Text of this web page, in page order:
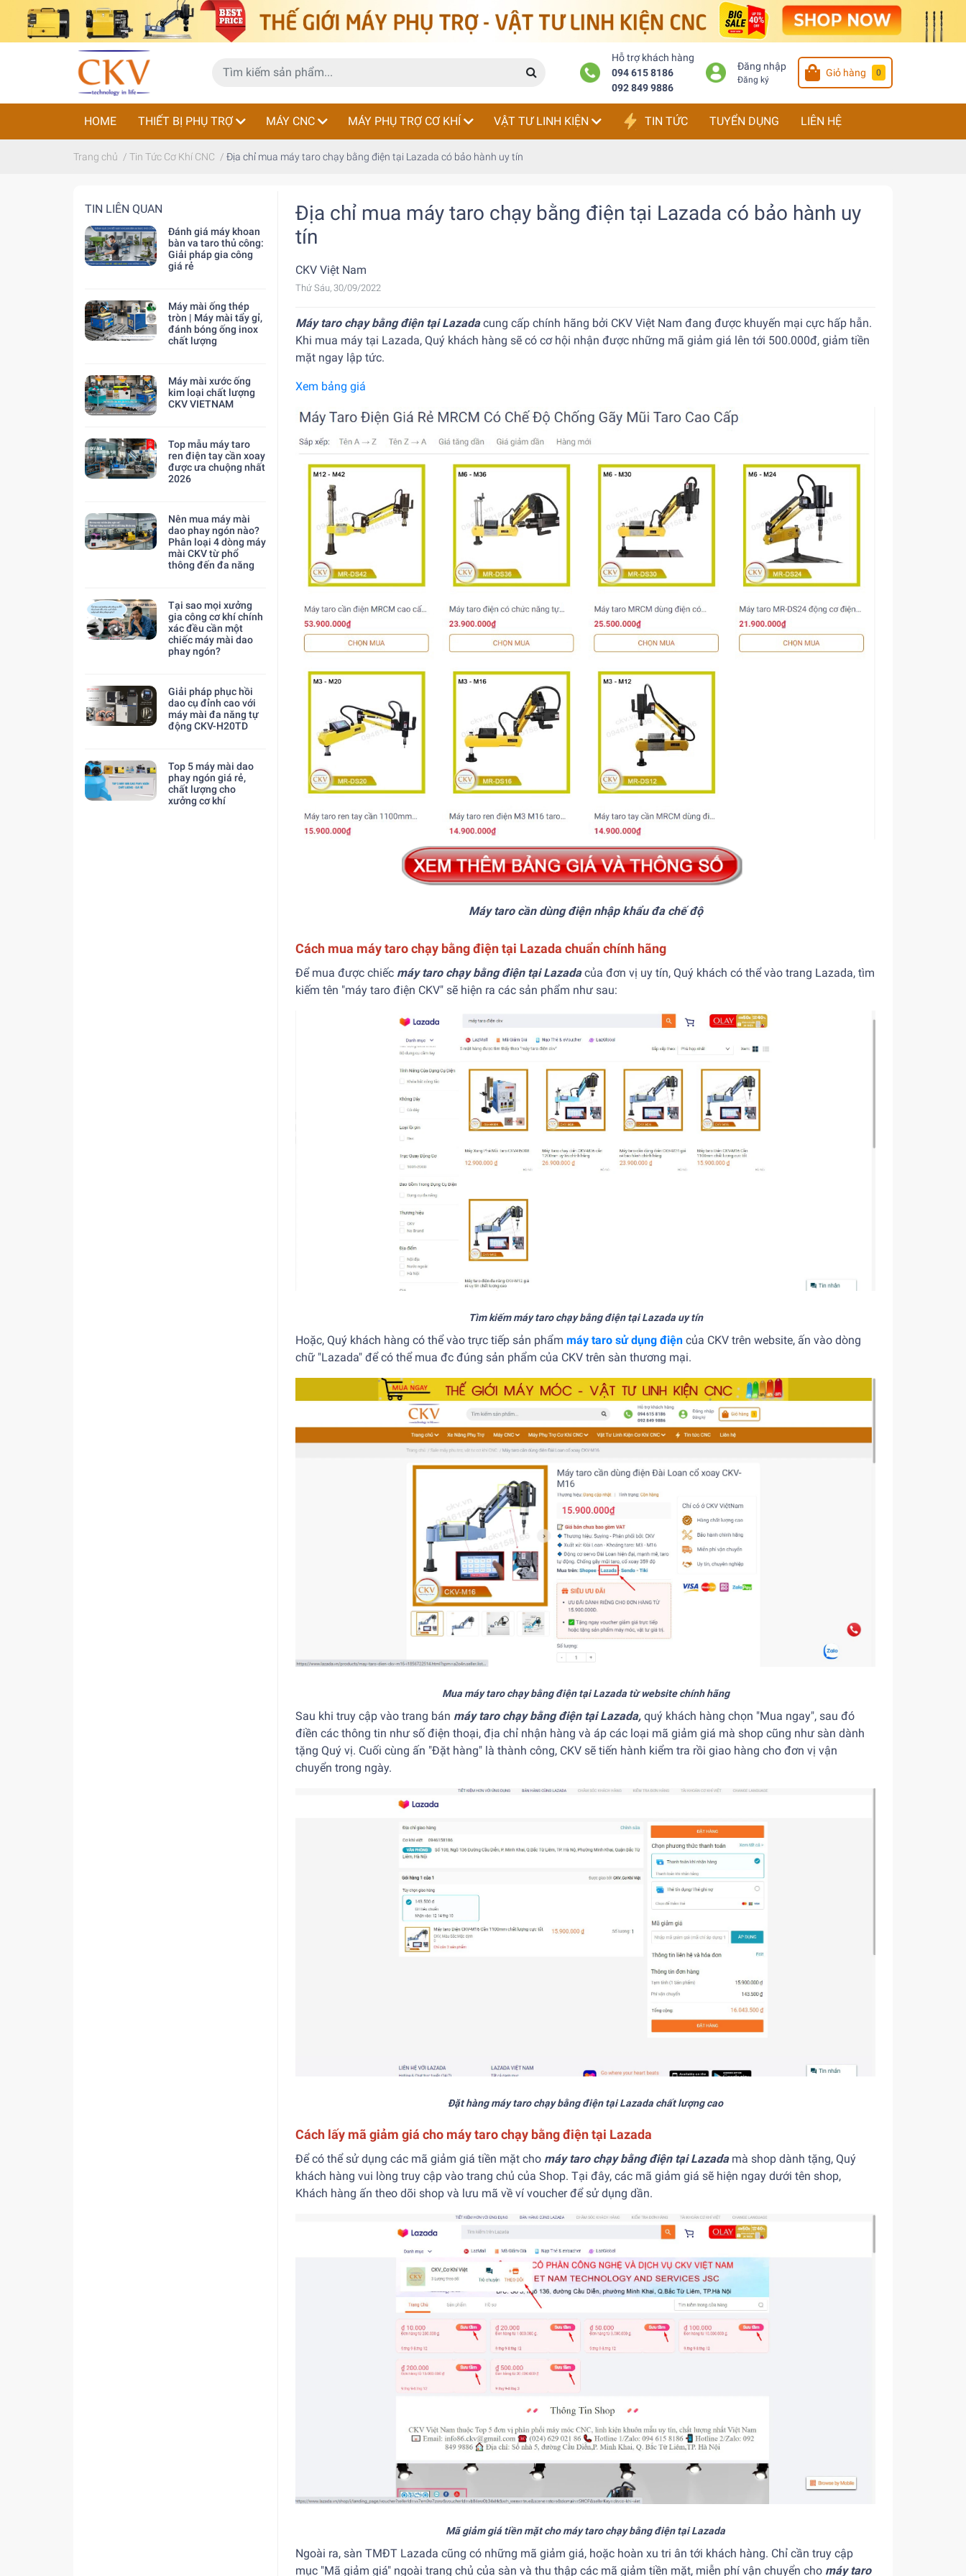
Hỗ trợ khách hàng
094 615 8186
092 849 9886
Đăng nhập
Đăng ký
Giỏ hàng 0
HOME THIẾT BỊ PHỤ TRỢ MÁY CNC MÁY PHỤ TRỢ CƠ KHÍ VẬT TƯ LINH KIỆN TIN TỨC TUYỂN DỤNG LIÊN HỆ
Trang chủ / Tin Tức Cơ Khí CNC / Địa chỉ mua máy taro chạy bằng điện tại Lazada có bảo hành uy tín
TIN LIÊN QUAN
Đánh giá máy khoan
bàn va taro thủ công:
Giải pháp gia công
giá rẻ
Máy mài ống thép
tròn | Máy mài tẩy gỉ,
đánh bóng ống inox
chất lượng
Máy mài xước ống
kim loại chất lượng
CKV VIETNAM
Top mẫu máy taro
ren điện tay cần xoay
được ưa chuộng nhất
2026
Nên mua máy mài
dao phay ngón nào?
Phân loại 4 dòng máy
mài CKV từ phổ
thông đến đa năng
Tại sao mọi xưởng
gia công cơ khí chính
xác đều cần một
chiếc máy mài dao
phay ngón?
Giải pháp phục hồi
dao cụ đỉnh cao với
máy mài đa năng tự
động CKV-H20TD
Top 5 máy mài dao
phay ngón giá rẻ,
chất lượng cho
xưởng cơ khí
Địa chỉ mua máy taro chạy bằng điện tại Lazada có bảo hành uy
tín
CKV Việt Nam
Thứ Sáu, 30/09/2022
Máy taro chạy bằng điện tại Lazadacung cấp chính hãng bởi CKV Việt Nam đang được khuyến mại cực hấp hẫn.
Khi mua máy tại Lazada, Quý khách hàng sẽ có cơ hội nhận được những mã giảm giá lên tới 500.000đ, giảm tiền
mặt ngay lập tức.
Xem bảng giá
Máy taro cần dùng điện nhập khẩu đa chế độ
Cách mua máy taro chạy bằng điện tại Lazada chuẩn chính hãng
Để mua được chiếc máy taro chạy bằng điện tại Lazadacủa đơn vị uy tín, Quý khách có thể vào trang Lazada, tìm
kiếm tên "máy taro điện CKV" sẽ hiện ra các sản phẩm như sau:
Tìm kiếm máy taro chạy bằng điện tại Lazada uy tín
Hoặc, Quý khách hàng có thể vào trực tiếp sản phẩm máy taro sử dụng điện của CKV trên website, ấn vào dòng
chữ "Lazada" để có thể mua đc đúng sản phẩm của CKV trên sàn thương mại.
Mua máy taro chạy bằng điện tại Lazada từ website chính hãng
Sau khi truy cập vào trang bán máy taro chạy bằng điện tại Lazada, quý khách hàng chọn "Mua ngay", sau đó
điền các thông tin như số điện thoại, địa chỉ nhận hàng và áp các loại mã giảm giá mà shop cũng như sàn dành
tặng Quý vị. Cuối cùng ấn "Đặt hàng" là thành công, CKV sẽ tiến hành kiểm tra rồi giao hàng cho đơn vị vận
chuyển trong ngày.
Đặt hàng máy taro chạy bằng điện tại Lazada chất lượng cao
Cách lấy mã giảm giá cho máy taro chạy bằng điện tại Lazada
Để có thể sử dụng các mã giảm giá tiền mặt cho máy taro chạy bằng điện tại Lazadamà shop dành tặng, Quý
khách hàng vui lòng truy cập vào trang chủ của Shop. Tại đây, các mã giảm giá sẽ hiện ngay dưới tên shop,
Khách hàng ấn theo dõi shop và lưu mã về ví voucher để sử dụng dần.
Mã giảm giá tiền mặt cho máy taro chạy bằng điện tại Lazada
Ngoài ra, sàn TMĐT Lazada cũng có những mã giảm giá, hoặc hoàn xu tri ân tới khách hàng. Chỉ cần truy cập
mục "Mã giảm giá" ngoài trang chủ của sàn và thu thập các mã giảm tiền mặt, miễn phí vận chuyển cho máy taro